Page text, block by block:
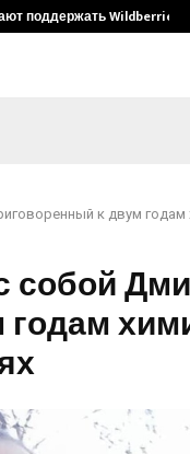
поддержать Wildberries и
к двум
собой